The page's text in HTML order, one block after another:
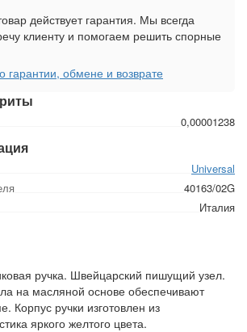
0,00001238
Universal
40163/02G
Италия
действует гарантия. Мы всегда
клиенту и помогаем решить спорные
гарантии, обмене и возврате
ручка. Швейцарский пишущий узел.
на масляной основе обеспечивают
Корпус ручки изготовлен из
яркого желтого цвета.